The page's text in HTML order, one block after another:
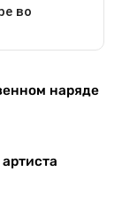
наряде